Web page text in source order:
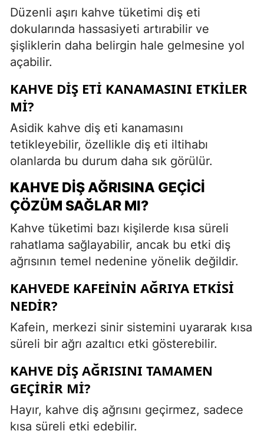
Düzenli aşırı kahve tüketimi diş eti
dokularında hassasiyeti artırabilir ve
şişliklerin daha belirgin hale gelmesine yol
açabilir.
KAHVE DIŞ ETI KANAMASINI ETKILER
MI?
Asidik kahve diş eti kanamasını
tetikleyebilir, özellikle diş eti iltihabı
olanlarda bu durum daha sık görülür.
KAHVE DIŞ AĞRISINA GEÇICI
ÇÖZÜM SAĞLAR MI?
Kahve tüketimi bazı kişilerde kısa süreli
rahatlama sağlayabilir, ancak bu etki diş
ağrısının temel nedenine yönelik değildir.
KAHVEDE KAFEININ AĞRIYA ETKISI
NEDIR?
Kafein, merkezi sinir sistemini uyararak kısa
süreli bir ağrı azaltıcı etki gösterebilir.
KAHVE DIŞ AĞRISINI TAMAMEN
GEÇIRIR MI?
Hayır, kahve diş ağrısını geçirmez, sadece
kısa süreli etki edebilir.